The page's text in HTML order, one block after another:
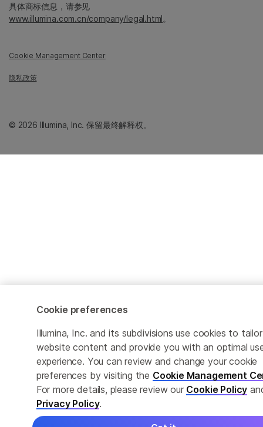
具体商标信息，请参见
www.illumina.com.cn/company/legal.html。
Cookie Management Center
隐私政策
© 2026 Illumina, Inc. 保留最终解释权。
Cookie preferences
Illumina, Inc. and its subdivisions use cookies to tailor
website content and provide you with an optimal
experience. You can review and change your cookie
preferences by visiting the Cookie Management
For more details, please review our Cookie Policy
Privacy Policy.